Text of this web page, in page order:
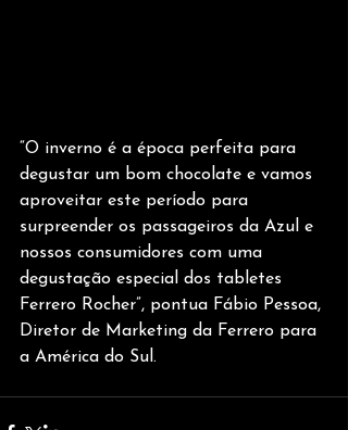
“O inverno é a época perfeita para
degustar um bom chocolate e vamos
aproveitar este período para
surpreender os passageiros da Azul e
nossos consumidores com uma
degustação especial dos tabletes
Ferrero Rocher”, pontua Fábio Pessoa,
Diretor de Marketing da Ferrero para
a América do Sul.